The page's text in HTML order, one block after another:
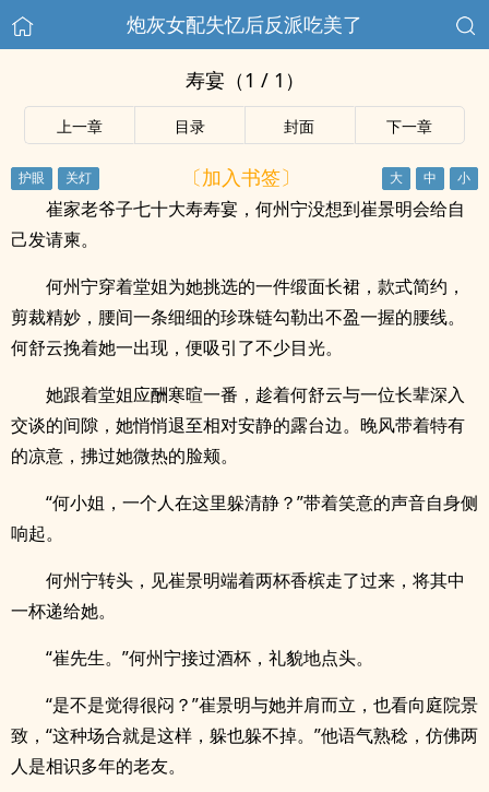
炮灰女配失忆后反派吃美了
寿宴（1 / 1）
上一章 目录 封面 下一章
〔加入书签〕
崔家老爷子七十大寿寿宴，何州宁没想到崔景明会给自
己发请柬。
何州宁穿着堂姐为她挑选的一件缎面长裙，款式简约，
剪裁精妙，腰间一条细细的珍珠链勾勒出不盈一握的腰线。
何舒云挽着她一出现，便吸引了不少目光。
她跟着堂姐应酬寒暄一番，趁着何舒云与一位长辈深入
交谈的间隙，她悄悄退至相对安静的露台边。晚风带着特有
的凉意，拂过她微热的脸颊。
“何小姐，一个人在这里躲清静？”带着笑意的声音自身侧
响起。
何州宁转头，见崔景明端着两杯香槟走了过来，将其中
一杯递给她。
“崔先生。”何州宁接过酒杯，礼貌地点头。
“是不是觉得很闷？”崔景明与她并肩而立，也看向庭院景
致，“这种场合就是这样，躲也躲不掉。”他语气熟稔，仿佛两
人是相识多年的老友。